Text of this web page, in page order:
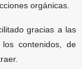
orgánicas.
gracias a las
contenidos, de